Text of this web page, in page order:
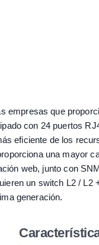
empresas que
con 24 puertos
eficiente de los
una mayor
web, junto con
un switch L2 / L2
generación.